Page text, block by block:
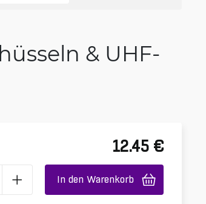
& UHF-
12.45 €
In den Warenkorb